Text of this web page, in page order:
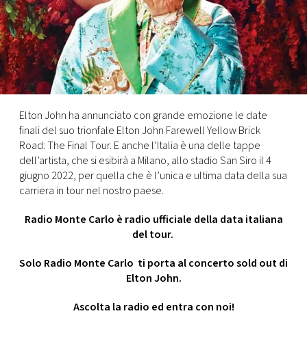
TV
PRINCIPATO
DI
MONACO
RMC
CONSIGLIA
Elton John ha annunciato con grande emozione le date
finali del suo trionfale Elton John Farewell Yellow Brick
Road: The Final Tour. E anche l’Italia è una delle tappe
dell’artista, che si esibirà a Milano, allo stadio San Siro il 4
giugno 2022, per quella che è l’unica e ultima data della sua
carriera in tour nel nostro paese.
Radio Monte Carlo è radio ufficiale della data italiana
del tour.
Solo Radio Monte Carlo ti porta al concerto sold out di
Elton John.
Ascolta la radio ed entra con noi!